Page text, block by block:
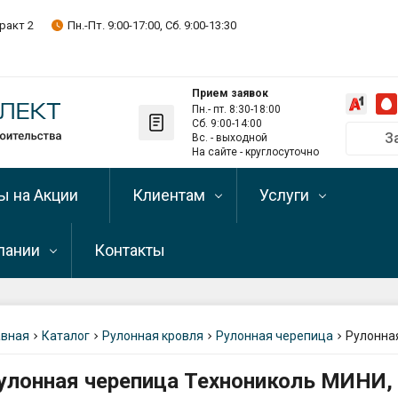
2 Пн.-Пт. 9:00-17:00, Сб. 9:00-13:30
Прием заявок
Пн.- пт. 8:30-18:00
Сб. 9:00-14:00
Вс. - выходной
На сайте - круглосуточноПозвонить
+375 29
+375 29
Самовывоз
г. Минск,
на Акции Клиентам
Оптовым клиентам
Условия возврата
Написать директору
Услуги
Разгрузка
Контакты
(каменная)
Каталог Рулонная кровля Рулонная черепица
черепица Технониколь